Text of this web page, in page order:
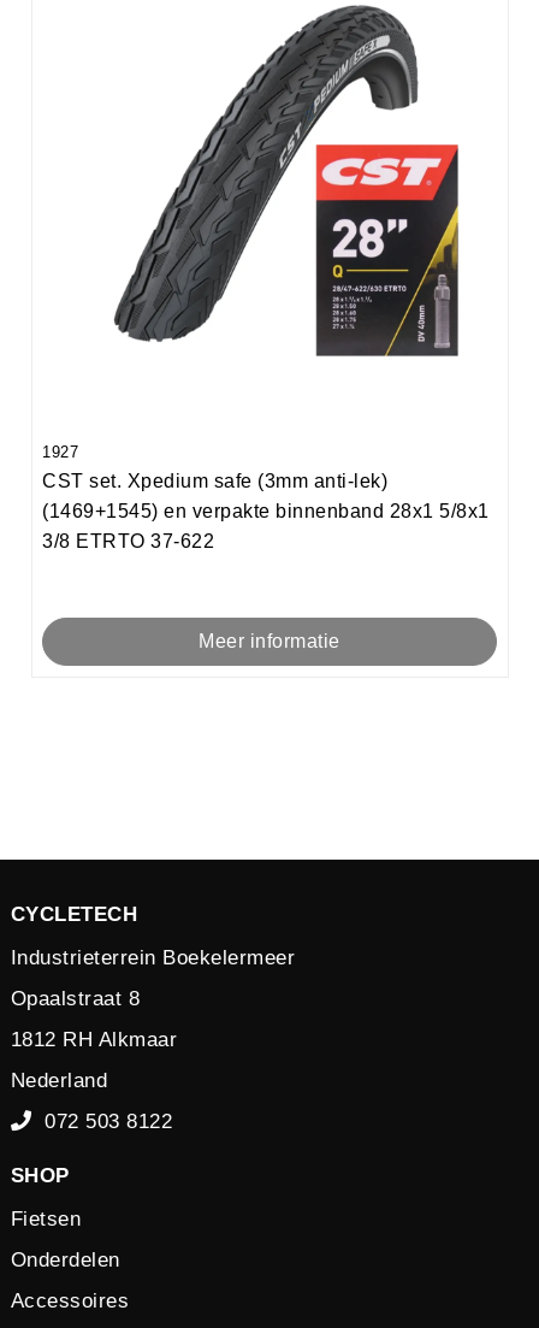
1927
CST set. Xpedium safe (3mm anti-lek)
(1469+1545) en verpakte binnenband 28x1 5/8x1
3/8 ETRTO 37-622
Meer informatie
CYCLETECH
Industrieterrein Boekelermeer
Opaalstraat 8
1812 RH Alkmaar
Nederland
072 503 8122
SHOP
Fietsen
Onderdelen
Accessoires